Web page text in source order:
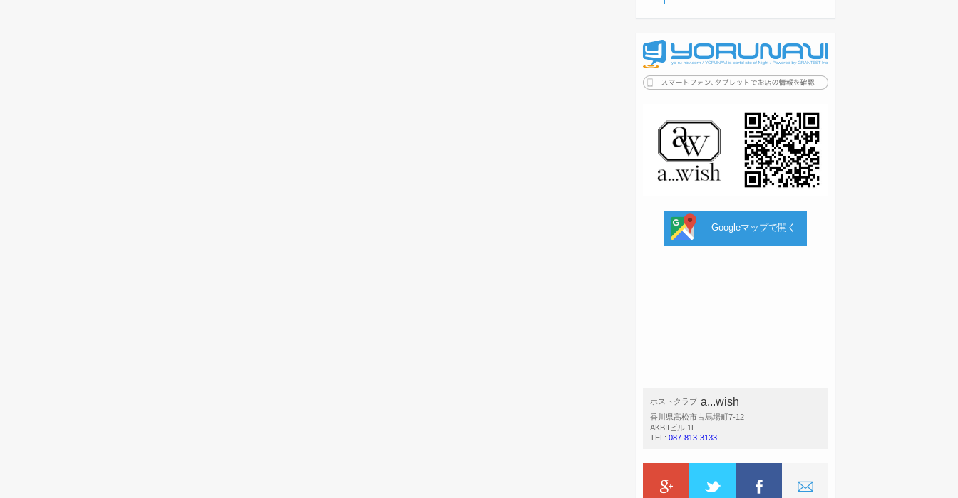
Googleマップで開く
ホストクラブ a...wish
香川県高松市古馬場町7-12
AKBIIビル 1F
TEL: 087-813-3133